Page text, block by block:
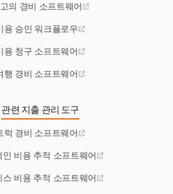
의 경비 소프트웨어
용 승인 워크플로우
용 청구 소프트웨어
행 경비 소프트웨어
관련 지출 관리 도구
럭 경비 소프트웨어
인 비용 추적 소프트웨어
스 비용 추적 소프트웨어